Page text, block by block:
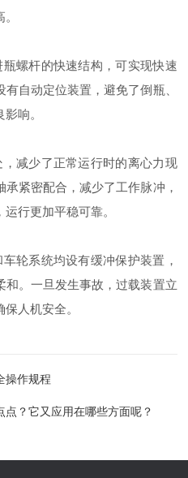
螺杆的快速结构，可实现快速
自动定位装置，避免了倒瓶、
响。
减少了正常运行时的离心力现
紧密配合，减少了工作脉冲，
行更加平稳可靠。
系统均设有缓冲保护装置，
和。一旦发生事故，过载装置立
人机安全。
操作规程
？它又应用在哪些方面呢？